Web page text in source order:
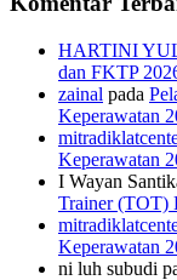
HARTINI
dan FKTP
zainal pada
Keperawatan
Keperawatan
I Wayan
Trainer (TOT)
Keperawatan
ni luh subudi